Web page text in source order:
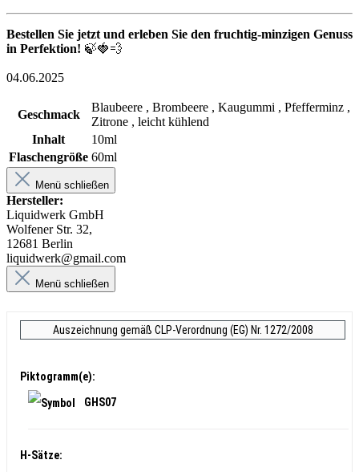
Bestellen Sie jetzt und erleben Sie den fruchtig-minzigen Genuss
in Perfektion! 🍃🍓💨
04.06.2025
Geschmack
Blaubeere , Brombeere , Kaugummi , Pfefferminz ,
Zitrone , leicht kühlend
Inhalt
10ml
Flaschengröße 60ml
Menü schließen
Hersteller:
Liquidwerk GmbH
Wolfener Str. 32,
12681 Berlin
liquidwerk@gmail.com
Menü schließen
Auszeichnung gemäß CLP-Verordnung (EG) Nr. 1272/2008
Piktogramm(e):
GHS07
H-Sätze: